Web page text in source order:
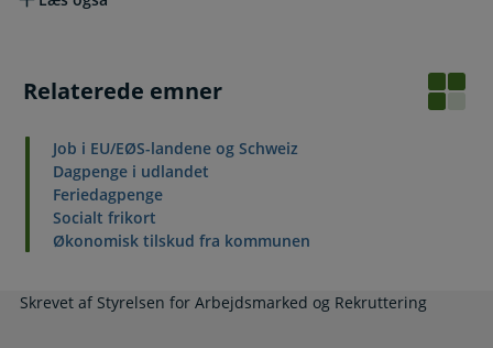
Relaterede emner
Job i EU/EØS-landene og Schweiz
Dagpenge i udlandet
Feriedagpenge
Socialt frikort
Økonomisk tilskud fra kommunen
Skrevet af Styrelsen for Arbejdsmarked og Rekruttering